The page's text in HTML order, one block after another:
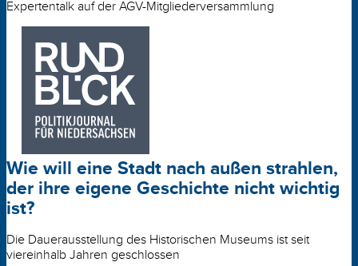
Expertentalk auf der AGV-Mitgliederversammlung
Wie will eine Stadt nach außen strahlen,
der ihre eigene Geschichte nicht wichtig
ist?
Die Dauerausstellung des Historischen Museums ist seit
viereinhalb Jahren geschlossen